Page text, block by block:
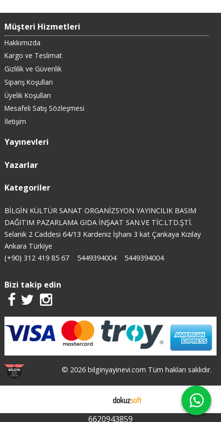
Müşteri Hizmetleri
Hakkımızda
Kargo ve Teslimat
Gizlilik ve Güvenlik
Sipariş Koşulları
Üyelik Koşulları
Mesafeli Satış Sözleşmesi
İletişim
Yayınevleri
Yazarlar
Kategoriler
BİLGİN KÜLTÜR SANAT ORGANİZSYON YAYINCILIK BASIM
DAĞITIM PAZARLAMA GIDA İNŞAAT SAN.VE TİC.LTD.ŞTİ.
Selanik 2 Caddesi 64/13 Kardeniz İşhanı 3 kat Çankaya Kızılay
Ankara Türkiye
(+90) 312 419 85 67
5449394004 5449394004
Bizi takip edin
© 2026 bilginyayinevi.com Tüm hakları saklıdır.
6620943859